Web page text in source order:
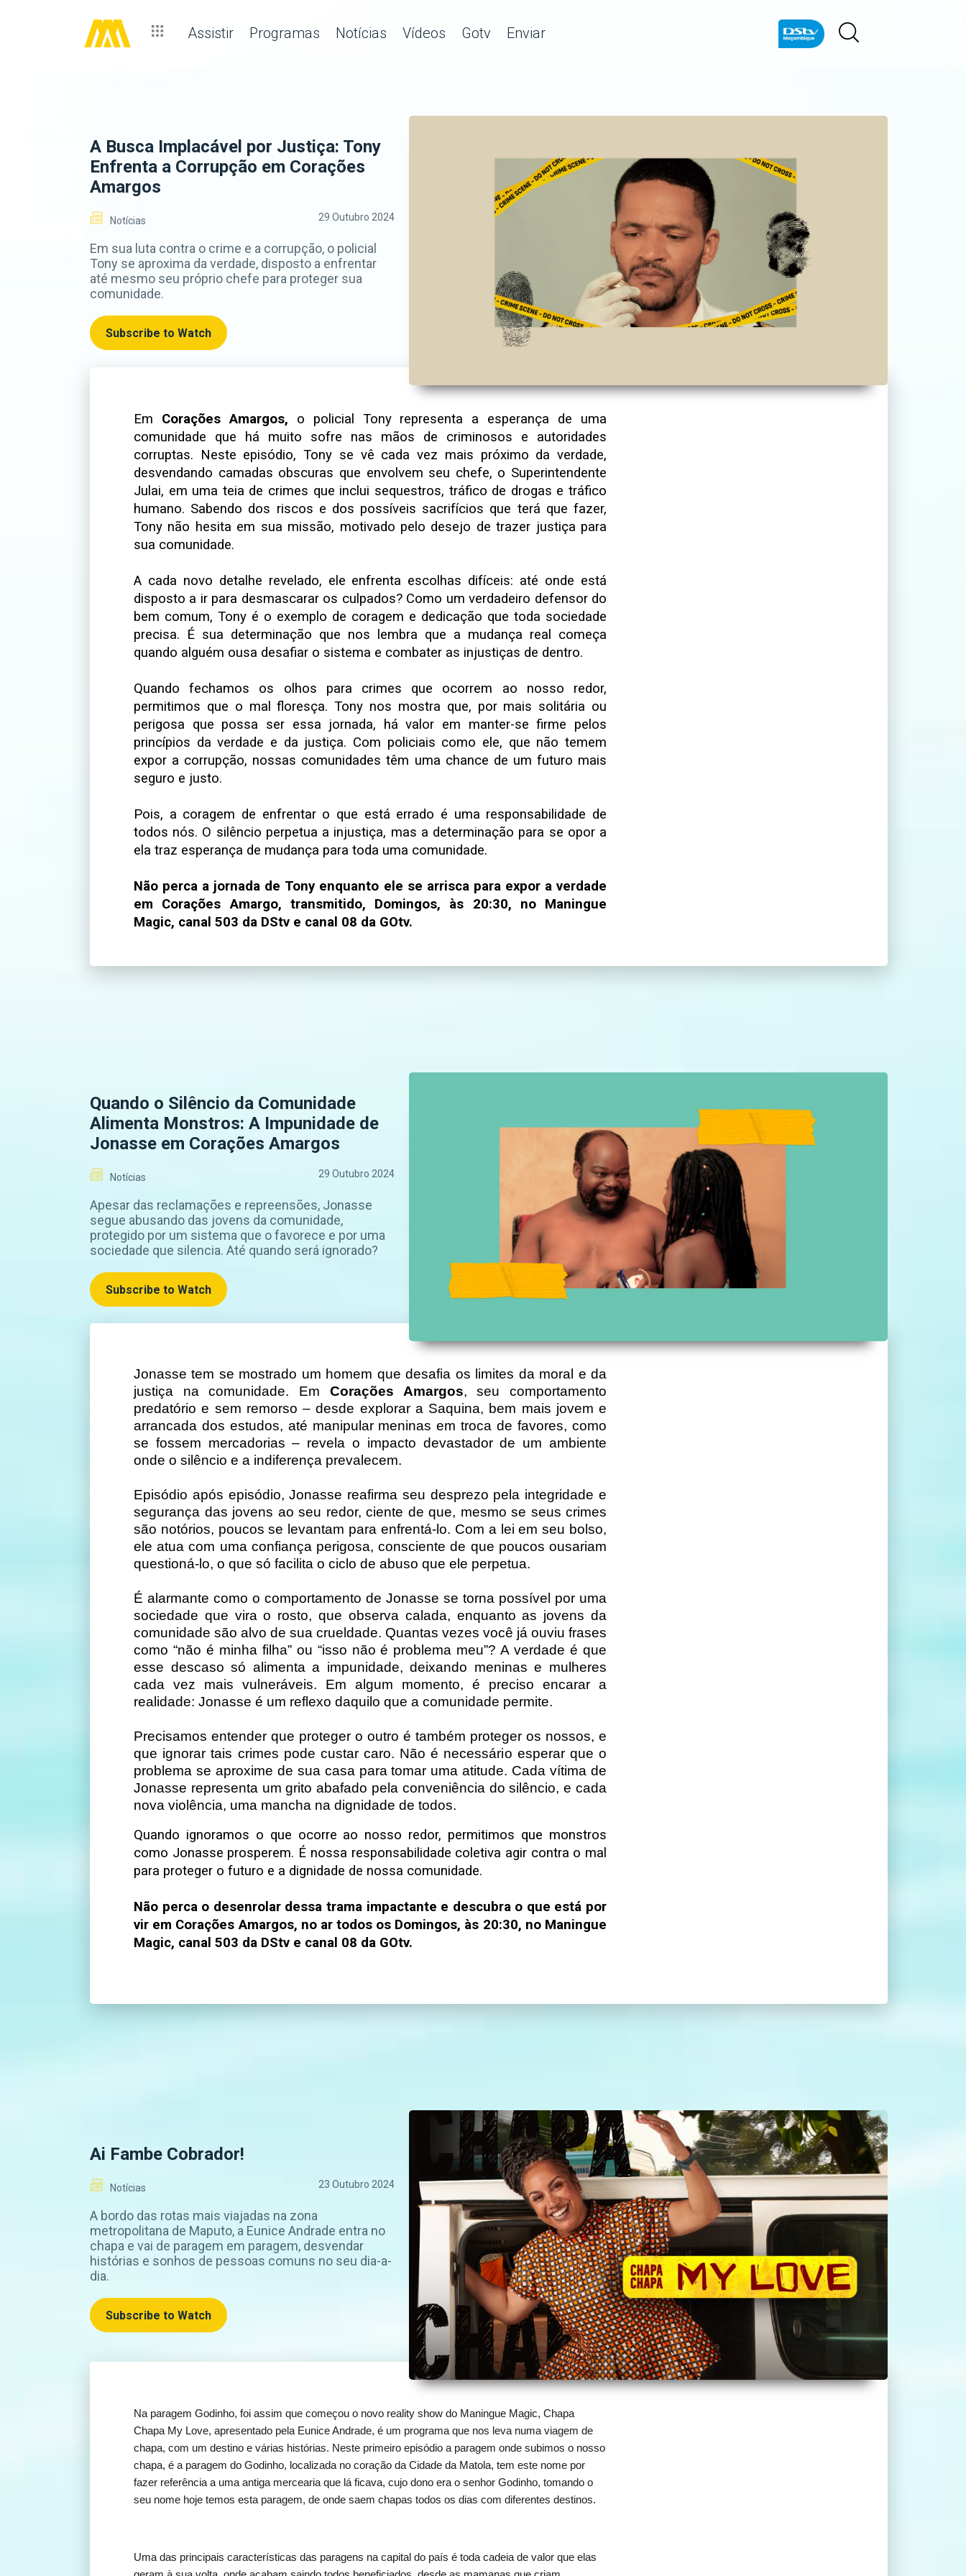
Assistir Programas Notícias Vídeos Gotv Enviar
A Busca Implacável por Justiça: Tony
Enfrenta a Corrupção em Corações
Amargos
Notícias 29 Outubro 2024
Em sua luta contra o crime e a corrupção, o policial
Tony se aproxima da verdade, disposto a enfrentar
até mesmo seu próprio chefe para proteger sua
comunidade.
Subscribe to Watch
Em Corações Amargos, o policial Tony representa a esperança de uma
comunidade que há muito sofre nas mãos de criminosos e autoridades
corruptas. Neste episódio, Tony se vê cada vez mais próximo da verdade,
desvendando camadas obscuras que envolvem seu chefe, o Superintendente
Julai, em uma teia de crimes que inclui sequestros, tráfico de drogas e tráfico
humano. Sabendo dos riscos e dos possíveis sacrifícios que terá que fazer,
Tony não hesita em sua missão, motivado pelo desejo de trazer justiça para
sua comunidade.
A cada novo detalhe revelado, ele enfrenta escolhas difíceis: até onde está
disposto a ir para desmascarar os culpados? Como um verdadeiro defensor do
bem comum, Tony é o exemplo de coragem e dedicação que toda sociedade
precisa. É sua determinação que nos lembra que a mudança real começa
quando alguém ousa desafiar o sistema e combater as injustiças de dentro.
Quando fechamos os olhos para crimes que ocorrem ao nosso redor,
permitimos que o mal floresça. Tony nos mostra que, por mais solitária ou
perigosa que possa ser essa jornada, há valor em manter-se firme pelos
princípios da verdade e da justiça. Com policiais como ele, que não temem
expor a corrupção, nossas comunidades têm uma chance de um futuro mais
seguro e justo.
Pois, a coragem de enfrentar o que está errado é uma responsabilidade de
todos nós. O silêncio perpetua a injustiça, mas a determinação para se opor a
ela traz esperança de mudança para toda uma comunidade.
Não perca a jornada de Tony enquanto ele se arrisca para expor a verdade
em Corações Amargo, transmitido, Domingos, às 20:30, no Maningue
Magic, canal 503 da DStv e canal 08 da GOtv.
Quando o Silêncio da Comunidade
Alimenta Monstros: A Impunidade de
Jonasse em Corações Amargos
Notícias 29 Outubro 2024
Apesar das reclamações e repreensões, Jonasse
segue abusando das jovens da comunidade,
protegido por um sistema que o favorece e por uma
sociedade que silencia. Até quando será ignorado?
Subscribe to Watch
Jonasse tem se mostrado um homem que desafia os limites da moral e da
justiça na comunidade. Em Corações Amargos, seu comportamento
predatório e sem remorso – desde explorar a Saquina, bem mais jovem e
arrancada dos estudos, até manipular meninas em troca de favores, como
se fossem mercadorias – revela o impacto devastador de um ambiente
onde o silêncio e a indiferença prevalecem.
Episódio após episódio, Jonasse reafirma seu desprezo pela integridade e
segurança das jovens ao seu redor, ciente de que, mesmo se seus crimes
são notórios, poucos se levantam para enfrentá-lo. Com a lei em seu bolso,
ele atua com uma confiança perigosa, consciente de que poucos ousariam
questioná-lo, o que só facilita o ciclo de abuso que ele perpetua.
É alarmante como o comportamento de Jonasse se torna possível por uma
sociedade que vira o rosto, que observa calada, enquanto as jovens da
comunidade são alvo de sua crueldade. Quantas vezes você já ouviu frases
como “não é minha filha” ou “isso não é problema meu”? A verdade é que
esse descaso só alimenta a impunidade, deixando meninas e mulheres
cada vez mais vulneráveis. Em algum momento, é preciso encarar a
realidade: Jonasse é um reflexo daquilo que a comunidade permite.
Precisamos entender que proteger o outro é também proteger os nossos, e
que ignorar tais crimes pode custar caro. Não é necessário esperar que o
problema se aproxime de sua casa para tomar uma atitude. Cada vítima de
Jonasse representa um grito abafado pela conveniência do silêncio, e cada
nova violência, uma mancha na dignidade de todos.
Quando ignoramos o que ocorre ao nosso redor, permitimos que monstros
como Jonasse prosperem. É nossa responsabilidade coletiva agir contra o mal
para proteger o futuro e a dignidade de nossa comunidade.
Não perca o desenrolar dessa trama impactante e descubra o que está por
vir em Corações Amargos, no ar todos os Domingos, às 20:30, no Maningue
Magic, canal 503 da DStv e canal 08 da GOtv.
Ai Fambe Cobrador!
Notícias 23 Outubro 2024
A bordo das rotas mais viajadas na zona
metropolitana de Maputo, a Eunice Andrade entra no
chapa e vai de paragem em paragem, desvendar
histórias e sonhos de pessoas comuns no seu dia-a-
dia.
Subscribe to Watch
Na paragem Godinho, foi assim que começou o novo reality show do Maningue Magic, Chapa
Chapa My Love, apresentado pela Eunice Andrade, é um programa que nos leva numa viagem de
chapa, com um destino e várias histórias. Neste primeiro episódio a paragem onde subimos o nosso
chapa, é a paragem do Godinho, localizada no coração da Cidade da Matola, tem este nome por
fazer referência a uma antiga mercearia que lá ficava, cujo dono era o senhor Godinho, tomando o
seu nome hoje temos esta paragem, de onde saem chapas todos os dias com diferentes destinos.
Uma das principais características das paragens na capital do país é toda cadeia de valor que elas